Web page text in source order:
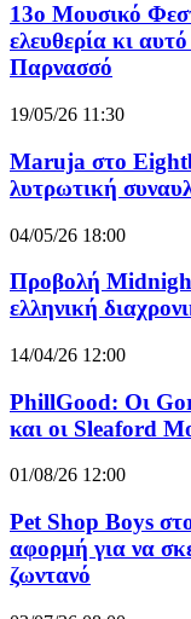
13ο Μουσικό
ελευθερία κι
Παρνασσό
19/05/26 11:30
Maruja στο
λυτρωτική
04/05/26 18:00
Προβολή
ελληνική
14/04/26 12:00
PhillGood: Οι
και οι Sleaford
01/08/26 12:00
Pet Shop Boys
αφορμή για να
ζωντανό